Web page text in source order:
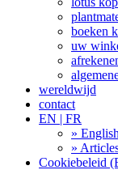
boeken
uw
wereldwijd
contact
EN | FR
»
»
Cookiebeleid